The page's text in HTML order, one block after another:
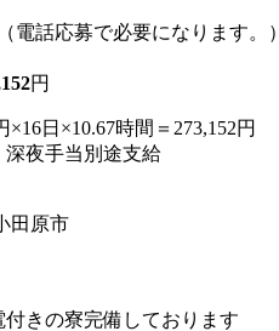
電話応募で必要になります。）
円
×16日×10.67時間＝273,152円
深夜手当別途支給
田原市
付きの寮完備しております